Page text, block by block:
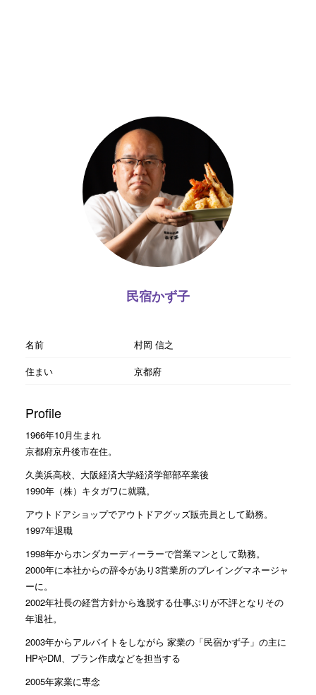
民宿かず子
名前
村岡 信之
住まい
京都府
Profile
1966年10月生まれ
京都府京丹後市在住。
久美浜高校、大阪経済大学経済学部部卒業後
1990年（株）キタガワに就職。
アウトドアショップでアウトドアグッズ販売員として勤務。
1997年退職
1998年からホンダカーディーラーで営業マンとして勤務。
2000年に本社からの辞令があり3営業所のプレイングマネージャ
ーに。
2002年社長の経営方針から逸脱する仕事ぶりが不評となりその
年退社。
2003年からアルバイトをしながら 家業の「民宿かず子」の主に
HPやDM、プラン作成などを担当する
2005年家業に専念